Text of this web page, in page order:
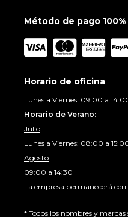
Método de pago
Horario de oficina
Lunes a Viernes: 09:00 a
Horario de Verano:
Julio
Lunes a Viernes: 08:00 a
Agosto
09:00 a 14:30
La empresa permanecerá
* Todos los nombres y